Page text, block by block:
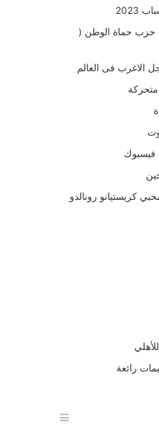
حزب حماة الوطن (
الاغرب فى العالم
فيسبوك
كريستيانو رونالدو